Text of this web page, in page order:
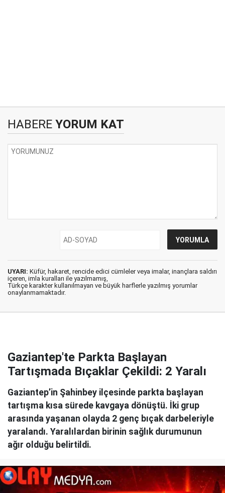
HABERE YORUM KAT
UYARI: Küfür, hakaret, rencide edici cümleler veya imalar, inançlara saldırı
içeren, imla kuralları ile yazılmamış,
Türkçe karakter kullanılmayan ve büyük harflerle yazılmış yorumlar
onaylanmamaktadır.
Gaziantep'te Parkta Başlayan
Tartışmada Bıçaklar Çekildi: 2 Yaralı
Gaziantep’in Şahinbey ilçesinde parkta başlayan
tartışma kısa sürede kavgaya dönüştü. İki grup
arasında yaşanan olayda 2 genç bıçak darbeleriyle
yaralandı. Yaralılardan birinin sağlık durumunun
ağır olduğu belirtildi.